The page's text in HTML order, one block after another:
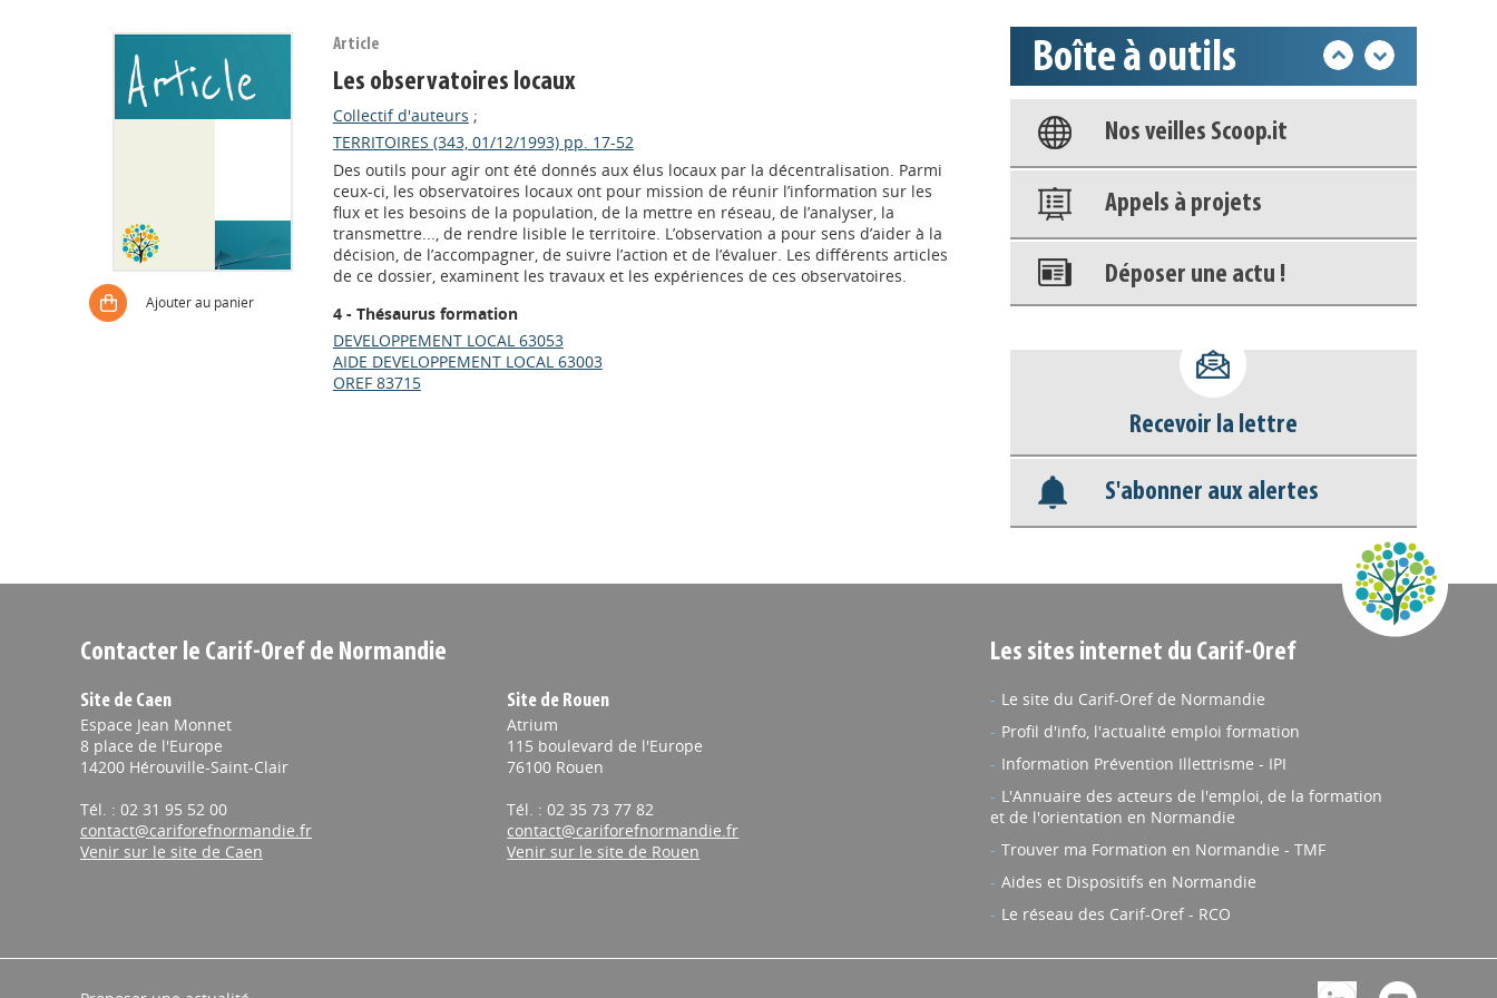
Ajouter au panier
Article
Les observatoires locaux
Collectif d'auteurs ;
TERRITOIRES (343, 01/12/1993) pp. 17-52
Des outils pour agir ont été donnés aux élus locaux par la décentralisation. Parmi
ceux-ci, les observatoires locaux ont pour mission de réunir l’information sur les
flux et les besoins de la population, de la mettre en réseau, de l’analyser, la
transmettre..., de rendre lisible le territoire. L’observation a pour sens d’aider à la
décision, de l’accompagner, de suivre l’action et de l’évaluer. Les différents articles
de ce dossier, examinent les travaux et les expériences de ces observatoires.
4 - Thésaurus formation
DEVELOPPEMENT LOCAL 63053
AIDE DEVELOPPEMENT LOCAL 63003
OREF 83715
Boîte à outils
Base documentaire
Nos veilles Scoop.it
Appels à projets
Déposer une actu !
déconnecter)
Base documentaire
Nos veilles Scoop.it
Recevoir la lettre
S'abonner aux alertes
Contacter le Carif-Oref de Normandie
Site de Caen
Espace Jean Monnet
8 place de l'Europe
14200 Hérouville-Saint-Clair
Tél. : 02 31 95 52 00
contact@cariforefnormandie.fr
Venir sur le site de Caen
Site de Rouen
Atrium
115 boulevard de l'Europe
76100 Rouen
Tél. : 02 35 73 77 82
contact@cariforefnormandie.fr
Venir sur le site de Rouen
Les sites internet du Carif-Oref
Le site du Carif-Oref de Normandie
Profil d'info, l'actualité emploi formation
Information Prévention Illettrisme - IPI
L'Annuaire des acteurs de l'emploi, de la formation
et de l'orientation en Normandie
Trouver ma Formation en Normandie - TMF
Aides et Dispositifs en Normandie
Le réseau des Carif-Oref - RCO